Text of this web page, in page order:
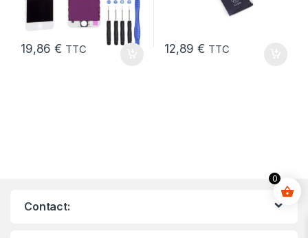
19,86€ TTC 12,89€ TTC
Contact:
0